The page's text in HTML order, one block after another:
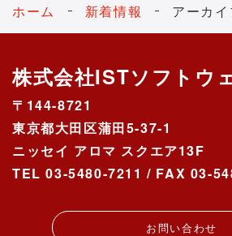
ホーム 新着情報 アーカ
株式会社ISTソフトウ
〒144-8721
東京都大田区蒲田5-37-1
ニッセイ アロマ スクエア13F
TEL 03-5480-7211 / FAX 03-
お問い合わせ